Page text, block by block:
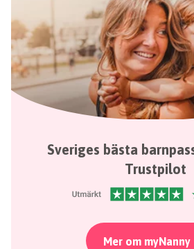
Sveriges bästa
Trustpilot
Mer om myNanny